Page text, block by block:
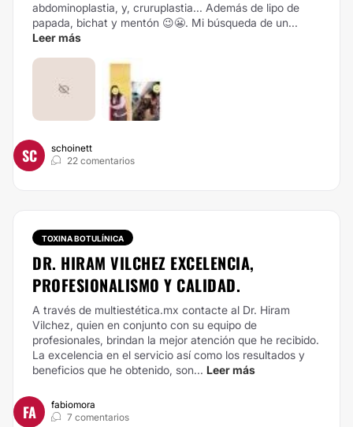
abdominoplastia, y, cruruplastia... Además de lipo de
papada, bichat y mentón 😉😬. Mi búsqueda de un...
Leer más
SC
schoinett
22 comentarios
TOXINA BOTULÍNICA
DR. HIRAM VILCHEZ EXCELENCIA,
PROFESIONALISMO Y CALIDAD.
A través de multiestética.mx contacte al Dr. Hiram
Vilchez, quien en conjunto con su equipo de
profesionales, brindan la mejor atención que he recibido.
La excelencia en el servicio así como los resultados y
beneficios que he obtenido, son... Leer más
FA
fabiomora
7 comentarios